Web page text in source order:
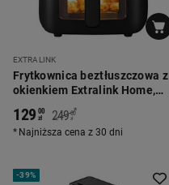
EXTRALINK
Frytkownica beztłuszczowa z
okienkiem Extralink Home,
1400 W, 5 l, czarna
129 00
zł 249 00
zł
*
Najniższa cena z 30 dni
-39%